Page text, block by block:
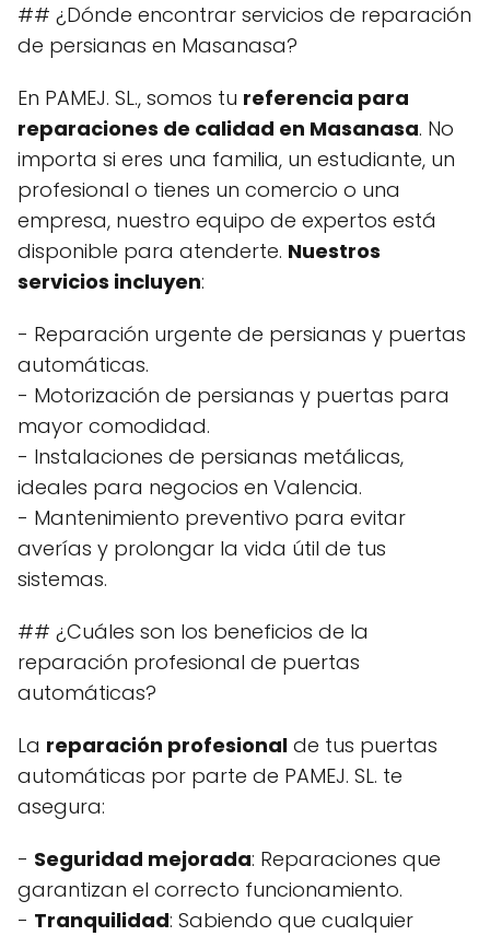
## ¿Dónde encontrar servicios de reparación
de persianas en Masanasa?
En PAMEJ. SL., somos tu referencia para
reparaciones de calidad en Masanasa. No
importa si eres una familia, un estudiante, un
profesional o tienes un comercio o una
empresa, nuestro equipo de expertos está
disponible para atenderte. Nuestros
servicios incluyen:
- Reparación urgente de persianas y puertas
automáticas.
- Motorización de persianas y puertas para
mayor comodidad.
- Instalaciones de persianas metálicas,
ideales para negocios en Valencia.
- Mantenimiento preventivo para evitar
averías y prolongar la vida útil de tus
sistemas.
## ¿Cuáles son los beneficios de la
reparación profesional de puertas
automáticas?
La reparación profesional de tus puertas
automáticas por parte de PAMEJ. SL. te
asegura:
- Seguridad mejorada: Reparaciones que
garantizan el correcto funcionamiento.
- Tranquilidad: Sabiendo que cualquier